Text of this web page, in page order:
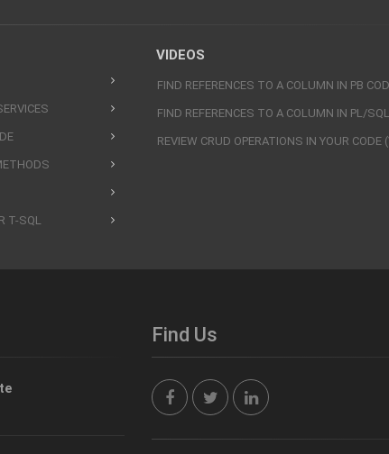
T-SQL
VIDEOS
FIND REFERENCES TO A COLUMN IN PB
FIND REFERENCES TO A COLUMN IN PL/
REVIEW CRUD OPERATIONS IN YOUR CODE
Find Us